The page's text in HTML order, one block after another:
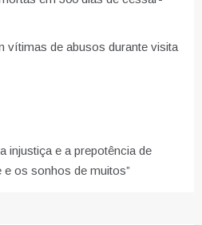
vítimas de abusos durante visita
injustiça e a prepotência de
os sonhos de muitos”